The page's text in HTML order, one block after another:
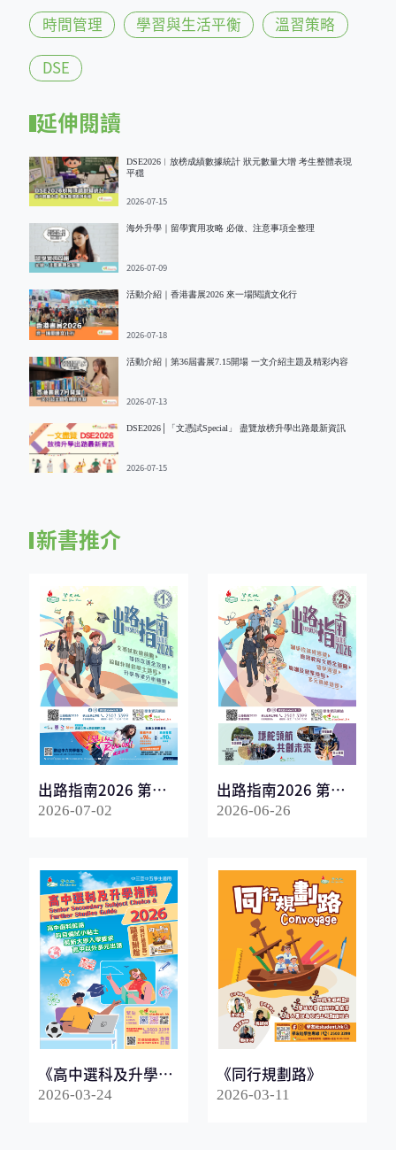
時間管理 學習與生活平衡 溫習策略
DSE
延伸閱讀
DSE2026︱放榜成績數據統計 狀元數量大增 考生整體表現
平穩
2026-07-15
海外升學｜留學實用攻略 必做、注意事項全整理
2026-07-09
活動介紹｜香港書展2026 來一場閱讀文化行
2026-07-18
活動介紹｜第36屆書展7.15開場 一文介紹主題及精彩内容
2026-07-13
DSE2026│「文憑試Special」 盡覽放榜升學出路最新資訊
2026-07-15
新書推介
出路指南2026 第一
冊
2026-07-02
出路指南2026 第二
冊
2026-06-26
《高中選科及升學指
南2026》
2026-03-24
《同行規劃路》
2026-03-11